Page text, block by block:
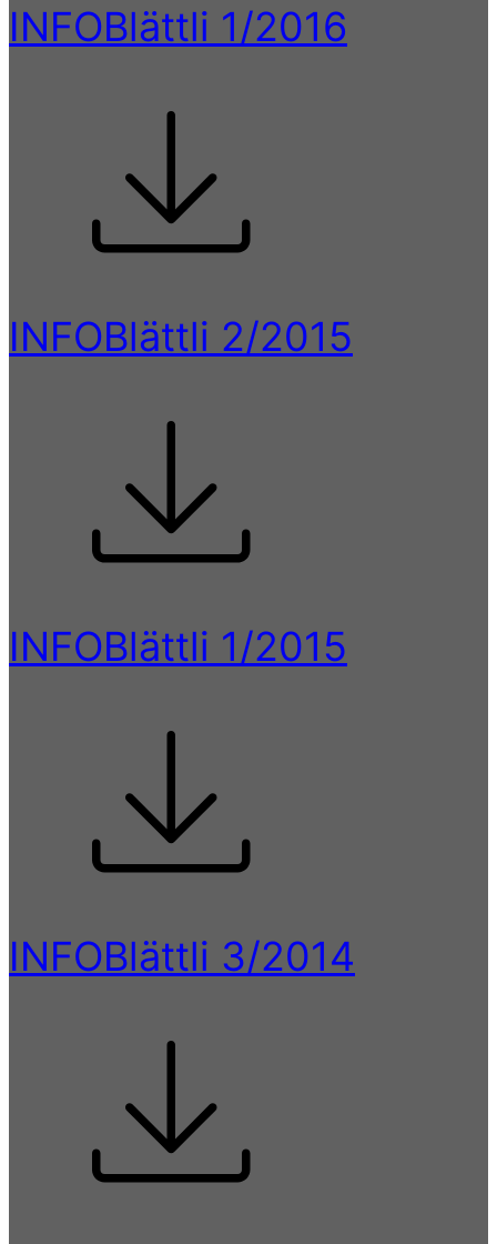
INFOBlättli 1/2016
INFOBlättli 2/2015
INFOBlättli 1/2015
INFOBlättli 3/2014